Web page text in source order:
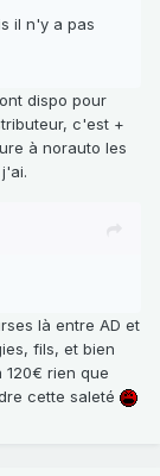
il n'y a pas
dispo pour
c'est +
à norauto les
là entre AD et
fils, et bien
rien que
cette saleté